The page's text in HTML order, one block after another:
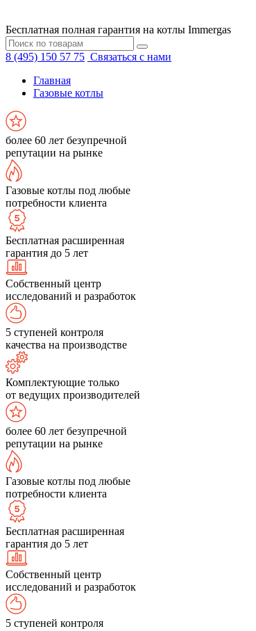
Бесплатная полная гарантия на котлы Immergas
8 (495) 150 57 75 Связаться с нами
Главная
Газовые котлы
более 60 лет безупречной
репутации на рынке
Газовые котлы под любые
потребности клиента
Бесплатная расширенная
гарантия до 5 лет
Собственный центр
исследований и разработок
5 ступеней контроля
качества на производстве
Комплектующие только
от ведущих производителей
более 60 лет безупречной
репутации на рынке
Газовые котлы под любые
потребности клиента
Бесплатная расширенная
гарантия до 5 лет
Собственный центр
исследований и разработок
5 ступеней контроля